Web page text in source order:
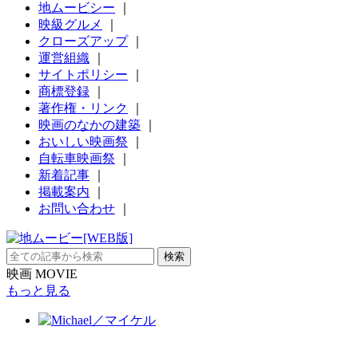
地ムービシー
映級グルメ
クローズアップ｜
運営組織
サイトポリシー
商標登録
著作権・リンク
映画のなかの建築
おいしい映画祭
自転車映画祭
新着記事
掲載案内
お問い合わせ
映画 MOVIE
もっと見る